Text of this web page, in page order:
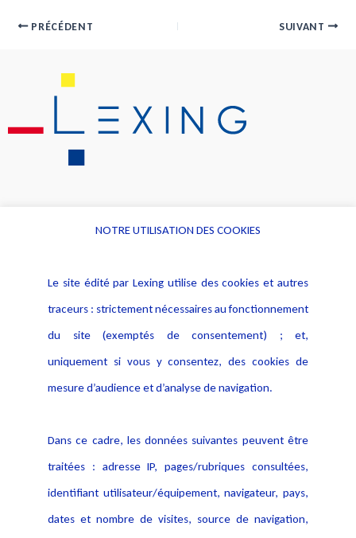
PRÉCÉDENT SUIVANT
Alerte professionnelle
Déclaration d'accessibilité
Notice Légale
Politique de protection des
données
Publications
NOTRE UTILISATION DES COOKIES
Le site édité par Lexing utilise des cookies et autres
traceurs : strictement nécessaires au fonctionnement
du site (exemptés de consentement) ; et,
uniquement si vous y consentez, des cookies de
mesure d’audience et d’analyse de navigation.
Dans ce cadre, les données suivantes peuvent être
traitées : adresse IP, pages/rubriques consultées,
identifiant utilisateur/équipement, navigateur, pays,
dates et nombre de visites, source de navigation,